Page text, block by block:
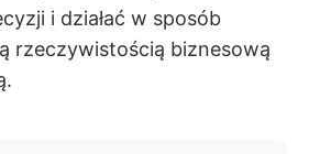
i działać w sposób
rzeczywistością biznesową